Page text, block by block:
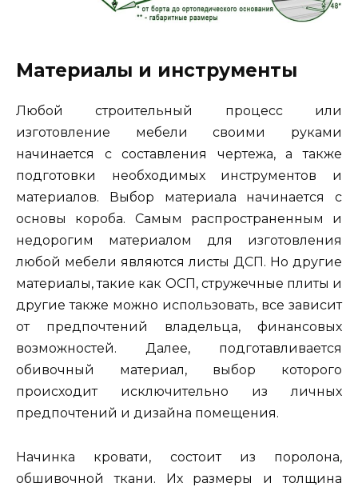
Материалы и инструменты
Любой строительный процесс или
изготовление мебели своими руками
начинается с составления чертежа, а также
подготовки необходимых инструментов и
материалов. Выбор материала начинается с
основы короба. Самым распространенным и
недорогим материалом для изготовления
любой мебели являются листы ДСП. Но другие
материалы, такие как ОСП, стружечные плиты и
другие также можно использовать, все зависит
от предпочтений владельца, финансовых
возможностей. Далее, подготавливается
обивочный материал, выбор которого
происходит исключительно из личных
предпочтений и дизайна помещения.
Начинка кровати, состоит из поролона,
обшивочной ткани. Их размеры и толщина